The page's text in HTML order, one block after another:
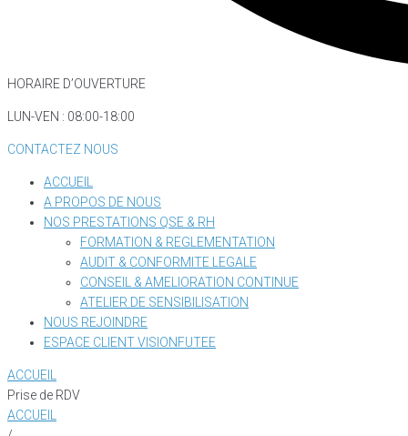
HORAIRE D’OUVERTURE
LUN-VEN : 08:00-18:00
CONTACTEZ NOUS
ACCUEIL
A PROPOS DE NOUS
NOS PRESTATIONS QSE & RH
FORMATION & REGLEMENTATION
AUDIT & CONFORMITE LEGALE
CONSEIL & AMELIORATION CONTINUE
ATELIER DE SENSIBILISATION
NOUS REJOINDRE
ESPACE CLIENT VISIONFUTEE
ACCUEIL
Prise de RDV
ACCUEIL